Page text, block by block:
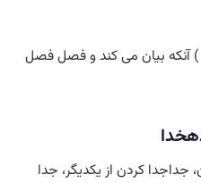
بیان می کند و فصل فصل
کردن از یکدیگر، جدا